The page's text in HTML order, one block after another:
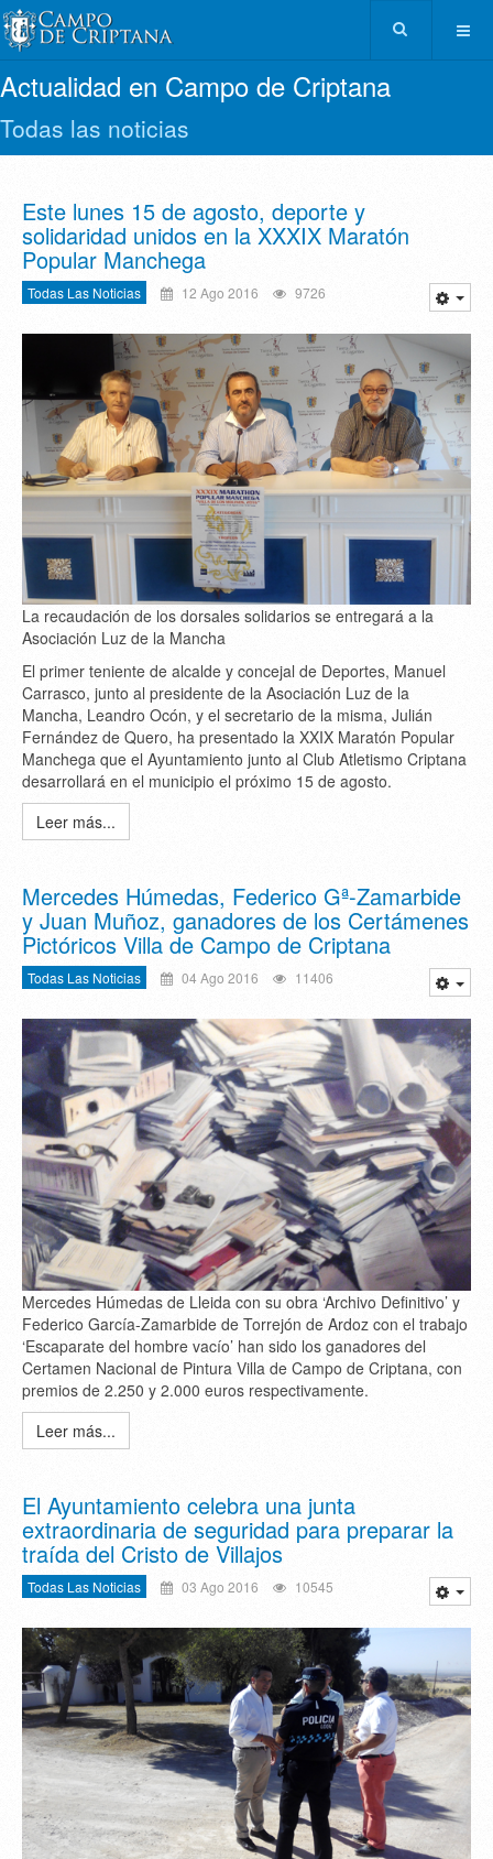
Actualidad en Campo de Criptana
Todas las noticias
Este lunes 15 de agosto, deporte y
solidaridad unidos en la XXXIX Maratón
Popular Manchega
Todas Las Noticias 12 Ago 2016 9726
La recaudación de los dorsales solidarios se entregará a la
Asociación Luz de la Mancha
El primer teniente de alcalde y concejal de Deportes, Manuel
Carrasco, junto al presidente de la Asociación Luz de la
Mancha, Leandro Ocón, y el secretario de la misma, Julián
Fernández de Quero, ha presentado la XXIX Maratón Popular
Manchega que el Ayuntamiento junto al Club Atletismo Criptana
desarrollará en el municipio el próximo 15 de agosto.
Leer más...
Mercedes Húmedas, Federico Gª-Zamarbide
y Juan Muñoz, ganadores de los Certámenes
Pictóricos Villa de Campo de Criptana
Todas Las Noticias 04 Ago 2016 11406
Mercedes Húmedas de Lleida con su obra ‘Archivo Definitivo’ y
Federico García-Zamarbide de Torrejón de Ardoz con el trabajo
‘Escaparate del hombre vacío’ han sido los ganadores del
Certamen Nacional de Pintura Villa de Campo de Criptana, con
premios de 2.250 y 2.000 euros respectivamente.
Leer más...
El Ayuntamiento celebra una junta
extraordinaria de seguridad para preparar la
traída del Cristo de Villajos
Todas Las Noticias 03 Ago 2016 10545